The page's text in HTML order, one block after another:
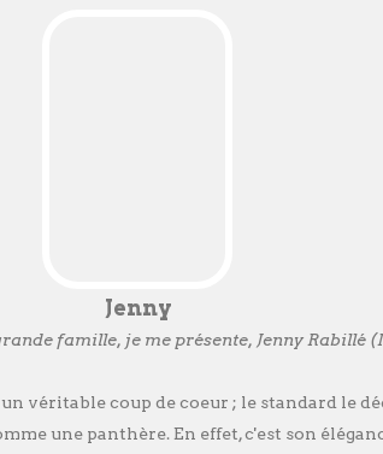
Jenny
famille, je me présente, Jenny Rabillé
véritable coup de coeur ; le standard le
une panthère. En effet, c'est son